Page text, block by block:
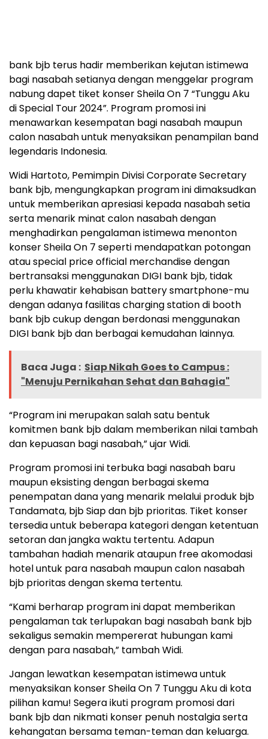
bank bjb terus hadir memberikan kejutan istimewa
bagi nasabah setianya dengan menggelar program
nabung dapet tiket konser Sheila On 7 “Tunggu Aku
di Special Tour 2024”. Program promosi ini
menawarkan kesempatan bagi nasabah maupun
calon nasabah untuk menyaksikan penampilan band
legendaris Indonesia.
Widi Hartoto, Pemimpin Divisi Corporate Secretary
bank bjb, mengungkapkan program ini dimaksudkan
untuk memberikan apresiasi kepada nasabah setia
serta menarik minat calon nasabah dengan
menghadirkan pengalaman istimewa menonton
konser Sheila On 7 seperti mendapatkan potongan
atau special price official merchandise dengan
bertransaksi menggunakan DIGI bank bjb, tidak
perlu khawatir kehabisan battery smartphone-mu
dengan adanya fasilitas charging station di booth
bank bjb cukup dengan berdonasi menggunakan
DIGI bank bjb dan berbagai kemudahan lainnya.
Baca Juga : Siap Nikah Goes to Campus :
"Menuju Pernikahan Sehat dan Bahagia"
“Program ini merupakan salah satu bentuk
komitmen bank bjb dalam memberikan nilai tambah
dan kepuasan bagi nasabah,” ujar Widi.
Program promosi ini terbuka bagi nasabah baru
maupun eksisting dengan berbagai skema
penempatan dana yang menarik melalui produk bjb
Tandamata, bjb Siap dan bjb prioritas. Tiket konser
tersedia untuk beberapa kategori dengan ketentuan
setoran dan jangka waktu tertentu. Adapun
tambahan hadiah menarik ataupun free akomodasi
hotel untuk para nasabah maupun calon nasabah
bjb prioritas dengan skema tertentu.
“Kami berharap program ini dapat memberikan
pengalaman tak terlupakan bagi nasabah bank bjb
sekaligus semakin mempererat hubungan kami
dengan para nasabah,” tambah Widi.
Jangan lewatkan kesempatan istimewa untuk
menyaksikan konser Sheila On 7 Tunggu Aku di kota
pilihan kamu! Segera ikuti program promosi dari
bank bjb dan nikmati konser penuh nostalgia serta
kehangatan bersama teman-teman dan keluarga.